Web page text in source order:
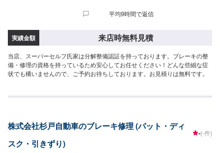
平均9時間で返信
実績金額 来店時無料見積
当店、スーパーセルフ氏家は分解整備認証を持っております。ブレーキの整
備・修理の資格を持っているため安心してお任せください！どんな些細な症
状でも構いませんので、ご予約お待ちしております。お見積りは無料です。
株式会社杉戸自動車のブレーキ修理 (パット・ディ
スク・引きずり)
-(-件)